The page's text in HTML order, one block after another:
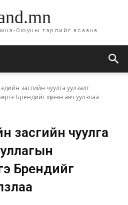
Оюуны гэрлийг асаана
засгийн чуулга уулзалт
Брендийг хүлээн авч уулзлаа
засгийн чуулга
Брендийг